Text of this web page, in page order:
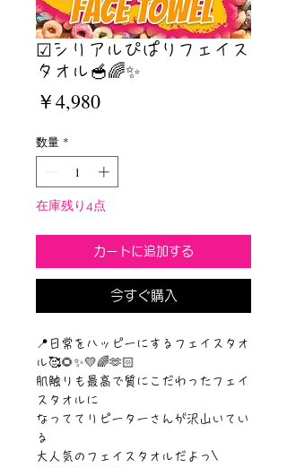
☑︎シリアルぴぱりフェイス
タオル🥣🌈✨
￥4,980価
数量 *
在庫残り4点
カートに追加する
今すぐ購入
📍日常をハッピーにするフェイスタオ
ル🥰🌻✨💛🌈🫶🏻
肌触りも最高で質にこだわったフェイ
スタオルに
なっててリピーターさんが沢山いてい
る
大人気のフェイスタオルだよっ\